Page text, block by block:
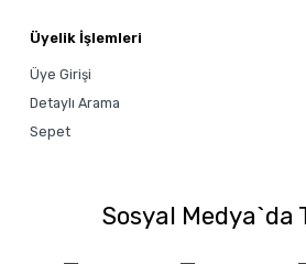
Üyelik İşlemleri
Üye Girişi
Detaylı Arama
Sepet
Sosyal Medya`da